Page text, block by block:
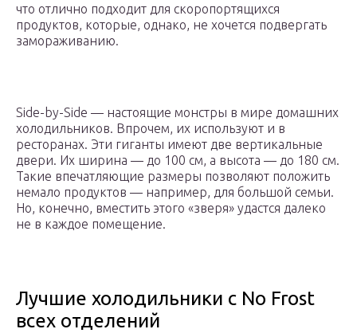
что отлично подходит для скоропортящихся
продуктов, которые, однако, не хочется подвергать
замораживанию.
Side-by-Side — настоящие монстры в мире домашних
холодильников. Впрочем, их используют и в
ресторанах. Эти гиганты имеют две вертикальные
двери. Их ширина — до 100 см, а высота — до 180 см.
Такие впечатляющие размеры позволяют положить
немало продуктов — например, для большой семьи.
Но, конечно, вместить этого «зверя» удастся далеко
не в каждое помещение.
Лучшие холодильники с No Frost
всех отделений